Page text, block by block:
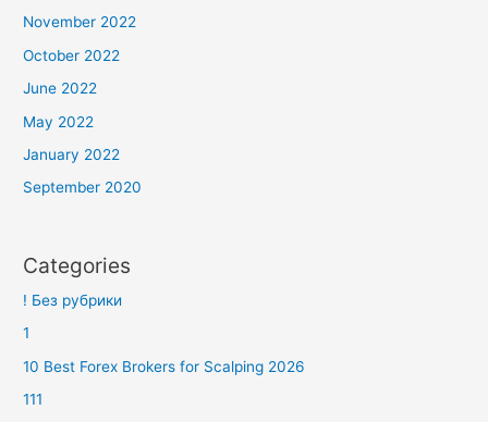
November 2022
October 2022
June 2022
May 2022
January 2022
September 2020
Categories
! Без рубрики
1
10 Best Forex Brokers for Scalping 2026
111